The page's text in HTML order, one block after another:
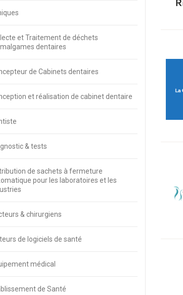
et Traitement de déchets
dentaires
de Cabinets dentaires
et réalisation de cabinet dentaire
& tests
de sachets à fermeture
pour les laboratoires et les
& chirurgiens
de logiciels de santé
médical
de Santé